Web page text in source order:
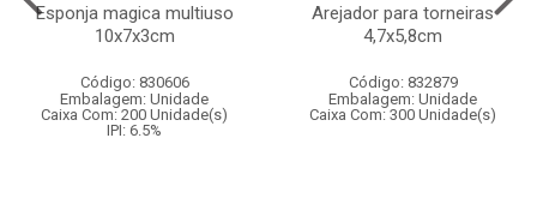
Esponja magica multiuso
10x7x3cm
Código: 830606
Embalagem: Unidade
Caixa Com: 200 Unidade(s)
IPI: 6.5%
Arejador para torneiras
4,7x5,8cm
Código: 832879
Embalagem: Unidade
Caixa Com: 300 Unidade(s)